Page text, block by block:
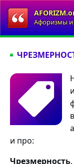
Афоризмы и
и про:
Чрезмерность,